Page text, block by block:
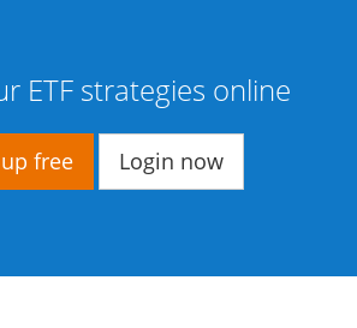
ETF strategies online
free Login now